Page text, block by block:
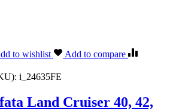
to wishlist Add to compare
i_24635FE
Land Cruiser 40, 42,